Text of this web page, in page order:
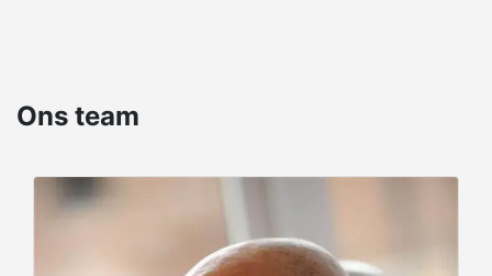
specialisten in de markt van Waterloo en
omgeving beschikken we over de kracht van
solide, erkend in België, met de ziel van een
menselijk makelaarskantoor dat dicht bij u
staat en echt naar u luistert. Want een
Ons team